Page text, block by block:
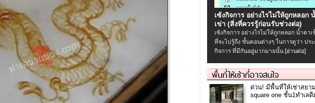
เซ้งกิจการ อย่างไรไม่ให้ถูกหลอก
เข่า (สิ่งที่ควรรู้ก่อนรับช่วงต่อ)
เซ้งกิจการ อย่างไรไม่ให้ถูกหลอก น้ำตา
ที่จะไปรู้ถึง ขั้นตอนต่างๆ ในการดูว่า ประ
กิจการ ที่มีกันอยู่มากมายนั้น [อ่านต่อ]
พื้นที่ให้เช่าที่อาจสนใจ
ด่วน! มีพื้นที่ให้เช่าสยา
square one ชั้น1ทำเลดี